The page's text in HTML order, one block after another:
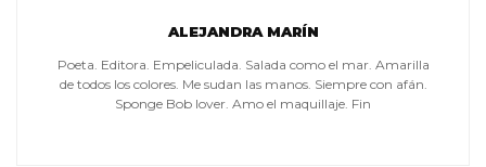
ALEJANDRA MARÍN
Poeta. Editora. Empeliculada. Salada como el mar. Amarilla
de todos los colores. Me sudan las manos. Siempre con afán.
Sponge Bob lover. Amo el maquillaje. Fin